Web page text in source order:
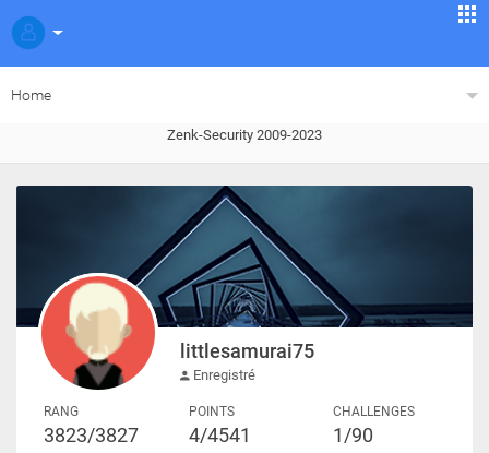
Home
Zenk-Security 2009-2023
littlesamurai75
Enregistré
RANG
3823/3827
POINTS
4/4541
CHALLENGES
1/90